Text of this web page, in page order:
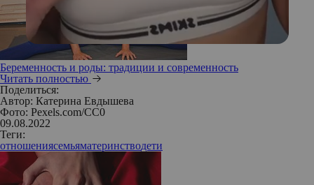
Беременность и роды: традиции и современность
Читать полностью
Поделиться:
Автор: Катерина Евдышева
Фото: Pexels.com/CC0
09.08.2022
Теги:
отношениясемьяматеринстводети